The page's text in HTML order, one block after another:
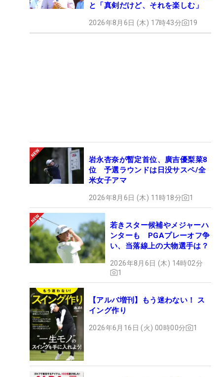
と「真剣だけど、それを楽しむ」
2026年8月6日 (木) 17時43分 19
岩永杏奈が暫定首位、廣吉優梨菜8
位 予選ラウンドは日没サスペ/全
米女子アマ
2026年8月6日 (木) 11時18分 1
若きスター候補やメジャーハ
ンターも PGAプレーオフ争
い、当落線上の大物選手は？
2026年8月6日 (木) 14時02分
1
【アルバ増刊】もう迷わない！ ス
イング作り
2026年6月16日 (火) 00時00分 1